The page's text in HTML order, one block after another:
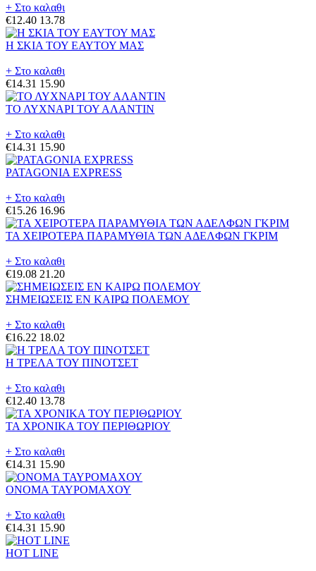
+ Στο καλαθι
€12.40 13.78
Η ΣΚΙΑ ΤΟΥ ΕΑΥΤΟΥ ΜΑΣ
+ Στο καλαθι
€14.31 15.90
ΤΟ ΛΥΧΝΑΡΙ ΤΟΥ ΑΛΑΝΤΙΝ
+ Στο καλαθι
€14.31 15.90
PATAGONIA EXPRESS
+ Στο καλαθι
€15.26 16.96
ΤΑ ΧΕΙΡΟΤΕΡΑ ΠΑΡΑΜΥΘΙΑ ΤΩΝ ΑΔΕΛΦΩΝ ΓΚΡΙΜ
+ Στο καλαθι
€19.08 21.20
ΣΗΜΕΙΩΣΕΙΣ ΕΝ ΚΑΙΡΩ ΠΟΛΕΜΟΥ
+ Στο καλαθι
€16.22 18.02
Η ΤΡΕΛΑ ΤΟΥ ΠΙΝΟΤΣΕΤ
+ Στο καλαθι
€12.40 13.78
ΤΑ ΧΡΟΝΙΚΑ ΤΟΥ ΠΕΡΙΘΩΡΙΟΥ
+ Στο καλαθι
€14.31 15.90
ΟΝΟΜΑ ΤΑΥΡΟΜΑΧΟΥ
+ Στο καλαθι
€14.31 15.90
HOT LINE